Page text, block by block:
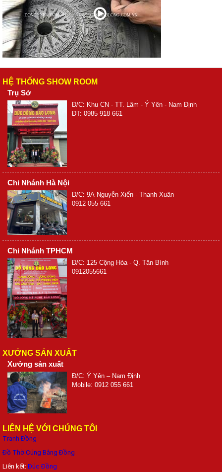
HỆ THỐNG SHOW ROOM
Trụ Sở
Đ/C: Khu CN - TT. Lâm - Ý Yên - Nam Định
ĐT: 0985 918 661
Chi Nhánh Hà Nội
Đ/C: 9A Nguyễn Xiển - Thanh Xuân
0912 055 661
Chi Nhánh TPHCM
Đ/C: 125 Cộng Hòa - Q. Tân Bình
0912055661
XƯỞNG SẢN XUẤT
Xưởng sản xuất
Đ/C: Ý Yên – Nam Định
Mobile: 0912 055 661
LIÊN HỆ VỚI CHÚNG TÔI
Tranh Đồng
Đồ Thờ Cúng Bằng Đồng
Liên kết:Đúc Đồng